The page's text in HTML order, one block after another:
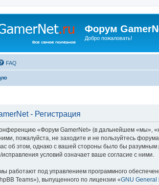
Форум
Добро пожаловать!
FAQ
- Регистрация
«Форум GamerNet» (в дальнейшем «мы»,
пожалуйста, не заходите и не пользуйтесь
об этом, однако с вашей стороны было бы разумным
условий означает ваше согласие с ними.
работают под управлением программного
Teams»), выпущенного по лицензии «GNU General